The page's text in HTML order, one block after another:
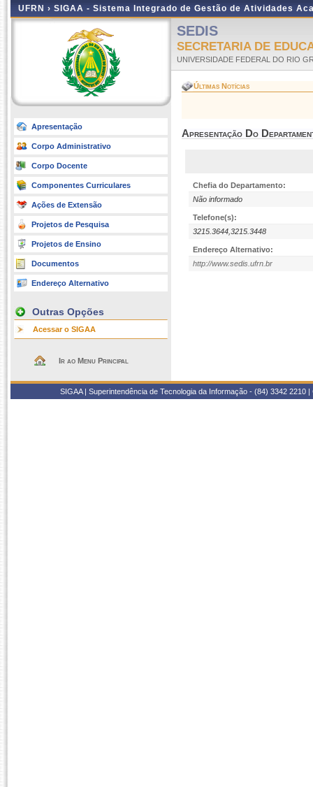
UFRN › SIGAA - Sistema Integrado de Gestão de Atividades
Apresentação
Corpo Administrativo
Corpo Docente
Componentes Curriculares
Ações de Extensão
Projetos de Pesquisa
Projetos de Ensino
Documentos
Endereço Alternativo
Outras Opções
Acessar o SIGAA
Ir ao Menu Principal
SEDIS
SECRETARIA DE
UNIVERSIDADE FEDERAL DO RIO
Últimas Notícias
Apresentação Do
Chefia do Departamento:
Não informado
Telefone(s):
3215.3644,3215.3448
Endereço Alternativo:
http://www.sedis.ufrn.br
SIGAA | Superintendência de Tecnologia da Informação - (84) 3342